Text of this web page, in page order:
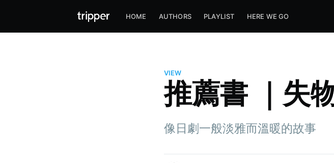
HOME AUTHORS PLAYLIST HERE WE GO
VIEW
推薦書 ｜失
像日劇一般淡雅而溫暖的故事